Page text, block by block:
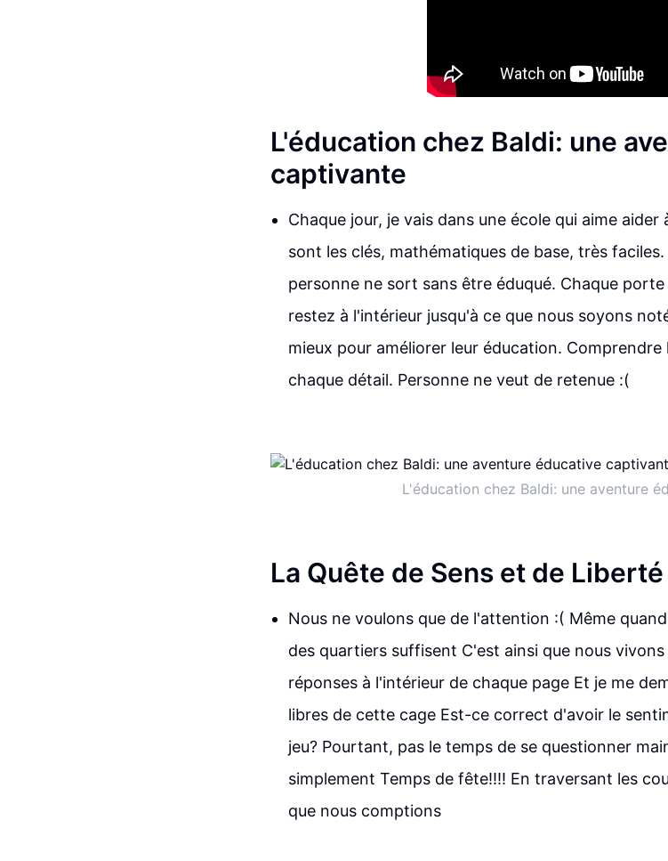
L'éducation chez Baldi: une
captivante
Chaque jour, je vais dans une école qui aime
sont les clés, mathématiques de base, très
personne ne sort sans être éduqué. Chaque
restez à l'intérieur jusqu'à ce que nous soyons
mieux pour améliorer leur éducation.
chaque détail. Personne ne veut de retenue :(
L'éducation chez Baldi: une aventure
La Quête de Sens et de Liberté
Nous ne voulons que de l'attention :( Même
des quartiers suffisent C'est ainsi que nous
réponses à l'intérieur de chaque page Et je me
libres de cette cage Est-ce correct d'avoir le
jeu? Pourtant, pas le temps de se questionner
simplement Temps de fête!!!! En traversant les
que nous comptions